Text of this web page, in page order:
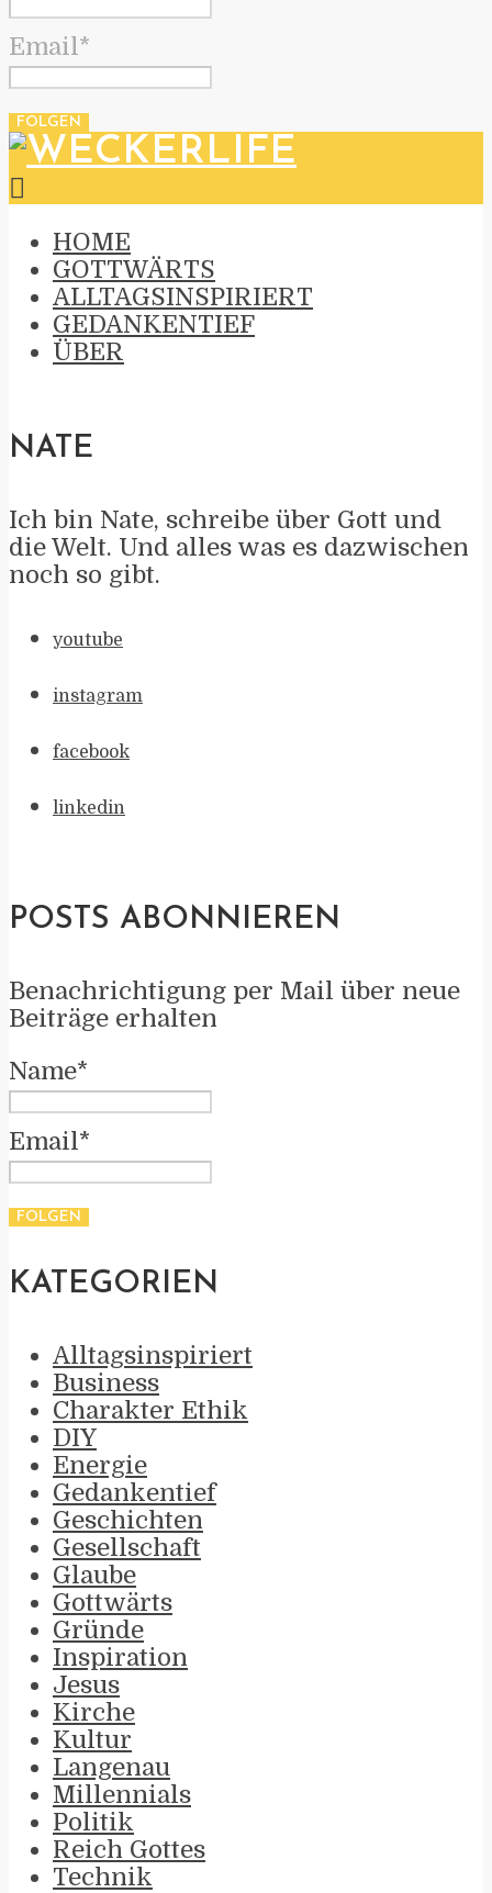
Email*
HOME
GOTTWÄRTS
ALLTAGSINSPIRIERT
GEDANKENTIEF
ÜBER
NATE
Ich bin Nate, schreibe über Gott und
die Welt. Und alles was es dazwischen
noch so gibt.
youtube
instagram
facebook
linkedin
POSTS ABONNIEREN
Benachrichtigung per Mail über neue
Beiträge erhalten
Name*
Email*
KATEGORIEN
Alltagsinspiriert
Business
Charakter Ethik
DIY
Energie
Gedankentief
Geschichten
Gesellschaft
Glaube
Gottwärts
Gründe
Inspiration
Jesus
Kirche
Kultur
Langenau
Millennials
Politik
Reich Gottes
Technik